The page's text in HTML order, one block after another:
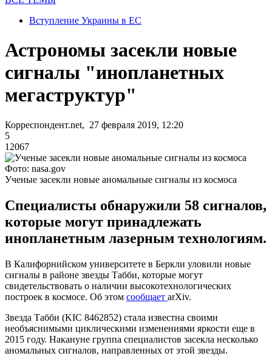
Вступление Украины в ЕС
Астрономы засекли новые
сигналы "инопланетных
мегаструктур"
Корреспондент.net, 27 февраля 2019, 12:20
5
12067
Фото: nasa.gov
Ученые засекли новые аномальные сигналы из космоса
Специалисты обнаружили 58 сигналов,
которые могут принадлежать
инопланетным лазерным технологиям.
В Калифорнийском университете в Беркли уловили новые
сигналы в районе звезды Табби, которые могут
свидетельствовать о наличии высокотехнологических
построек в космосе. Об этом сообщает arXiv.
Звезда Табби (KIC 8462852) стала известна своими
необъяснимыми циклическими изменениями яркости еще в
2015 году. Накануне группа специалистов засекла несколько
аномальных сигналов, направленных от этой звезды.